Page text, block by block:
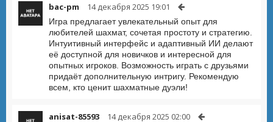
bac-pm 14 декабря 2025 19:01
Игра предлагает увлекательный опыт для
любителей шахмат, сочетая простоту и стратегию.
Интуитивный интерфейс и адаптивный ИИ делают
её доступной для новичков и интересной для
опытных игроков. Возможность играть с друзьями
придаёт дополнительную интригу. Рекомендую
всем, кто ценит шахматные дуэли!
anisat-85593 14 декабря 2025 02:00